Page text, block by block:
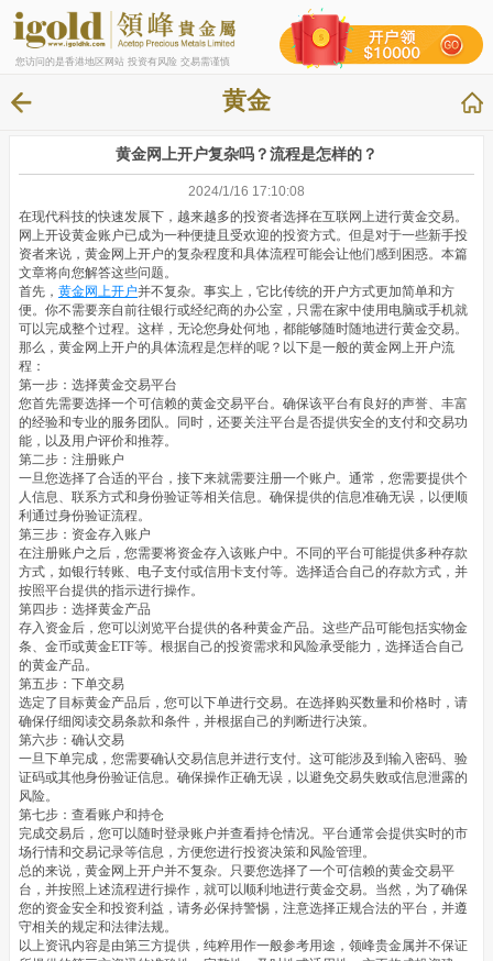
您访问的是香港地区网站 投资有风险 交易需谨慎
黄金
黄金网上开户复杂吗？流程是怎样的？
2024/1/16 17:10:08
在现代科技的快速发展下，越来越多的投资者选择在互联网上进行黄金交易。
网上开设黄金账户已成为一种便捷且受欢迎的投资方式。但是对于一些新手投
资者来说，黄金网上开户的复杂程度和具体流程可能会让他们感到困惑。本篇
文章将向您解答这些问题。
首先， 黄金网上开户并不复杂。事实上，它比传统的开户方式更加简单和方
便。你不需要亲自前往银行或经纪商的办公室，只需在家中使用电脑或手机就
可以完成整个过程。这样，无论您身处何地，都能够随时随地进行黄金交易。
那么，黄金网上开户的具体流程是怎样的呢？以下是一般的黄金网上开户流
程：
第一步：选择黄金交易平台
您首先需要选择一个可信赖的黄金交易平台。确保该平台有良好的声誉、丰富
的经验和专业的服务团队。同时，还要关注平台是否提供安全的支付和交易功
能，以及用户评价和推荐。
第二步：注册账户
一旦您选择了合适的平台，接下来就需要注册一个账户。通常，您需要提供个
人信息、联系方式和身份验证等相关信息。确保提供的信息准确无误，以便顺
利通过身份验证流程。
第三步：资金存入账户
在注册账户之后，您需要将资金存入该账户中。不同的平台可能提供多种存款
方式，如银行转账、电子支付或信用卡支付等。选择适合自己的存款方式，并
按照平台提供的指示进行操作。
第四步：选择黄金产品
存入资金后，您可以浏览平台提供的各种黄金产品。这些产品可能包括实物金
条、金币或黄金ETF等。根据自己的投资需求和风险承受能力，选择适合自己
的黄金产品。
第五步：下单交易
选定了目标黄金产品后，您可以下单进行交易。在选择购买数量和价格时，请
确保仔细阅读交易条款和条件，并根据自己的判断进行决策。
第六步：确认交易
一旦下单完成，您需要确认交易信息并进行支付。这可能涉及到输入密码、验
证码或其他身份验证信息。确保操作正确无误，以避免交易失败或信息泄露的
风险。
第七步：查看账户和持仓
完成交易后，您可以随时登录账户并查看持仓情况。平台通常会提供实时的市
场行情和交易记录等信息，方便您进行投资决策和风险管理。
总的来说，黄金网上开户并不复杂。只要您选择了一个可信赖的黄金交易平
台，并按照上述流程进行操作，就可以顺利地进行黄金交易。当然，为了确保
您的资金安全和投资利益，请务必保持警惕，注意选择正规合法的平台，并遵
守相关的规定和法律法规。
以上资讯内容是由第三方提供，纯粹用作一般参考用途，领峰贵金属并不保证